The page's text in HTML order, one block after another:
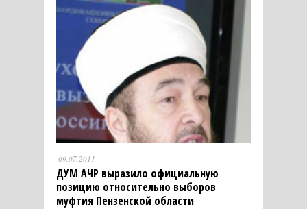
09.07.2011
ДУМ АЧР выразило официальную
позицию относительно выборов
муфтия Пензенской области